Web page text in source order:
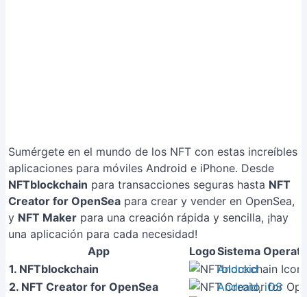
Sumérgete en el mundo de los NFT con estas increíbles
aplicaciones para móviles Android e iPhone. Desde
NFTblockchain para transacciones seguras hasta NFT
Creator for OpenSea para crear y vender en OpenSea,
y NFT Maker para una creación rápida y sencilla, ¡hay
una aplicación para cada necesidad!
App
LogoSistema
1. NFTblockchain
Android
2. NFT Creator for OpenSea
Android,iOS